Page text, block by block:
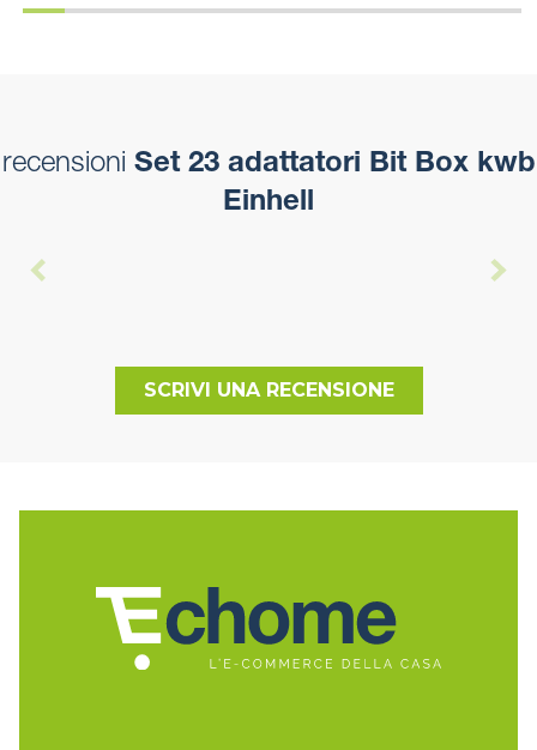
recensioni Set 23 adattatori Bit Box kwb
Einhell
SCRIVI UNA RECENSIONE